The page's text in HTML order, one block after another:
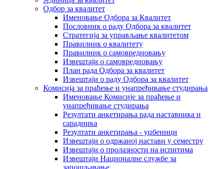
Одбор за квалитет
Именовање Одбора за Квалитет
Пословник о раду Одбора за квалитет
Стратегија за управљање квалитетом
Правилник о квалитету
Правилник о самовредновању
Извештаји о самовредновању
План рада Одбора за квалитет
Извештаји о раду Одбора за квалитет
Комисија за праћење и унапређивање студирања
Именовање Комисије за праћење и
унапређивање студирања
Резултати анкетирања рада наставника и
сарадника
Резултати анкетирања - уџбеници
Извештаји о одржаној настави у семестру
Извештаји о пролазности на испитима
Извештаји Националне службе за
запошљавање